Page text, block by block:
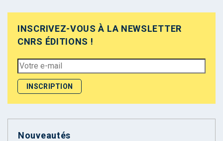
INSCRIVEZ-VOUS À LA NEWSLETTER
CNRS ÉDITIONS !
Nouveautés